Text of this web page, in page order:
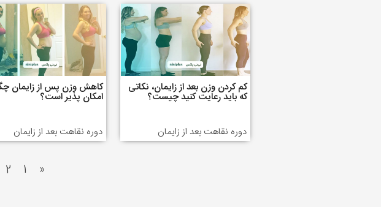
کم کردن وزن بعد از زایمان، نکاتی
که باید رعایت کنید چیست؟
دوره نقاهت بعد از زایمان
کاهش وزن پس از زایمان
امکان پذیر است؟
دوره نقاهت بعد از زایمان
«
1
2